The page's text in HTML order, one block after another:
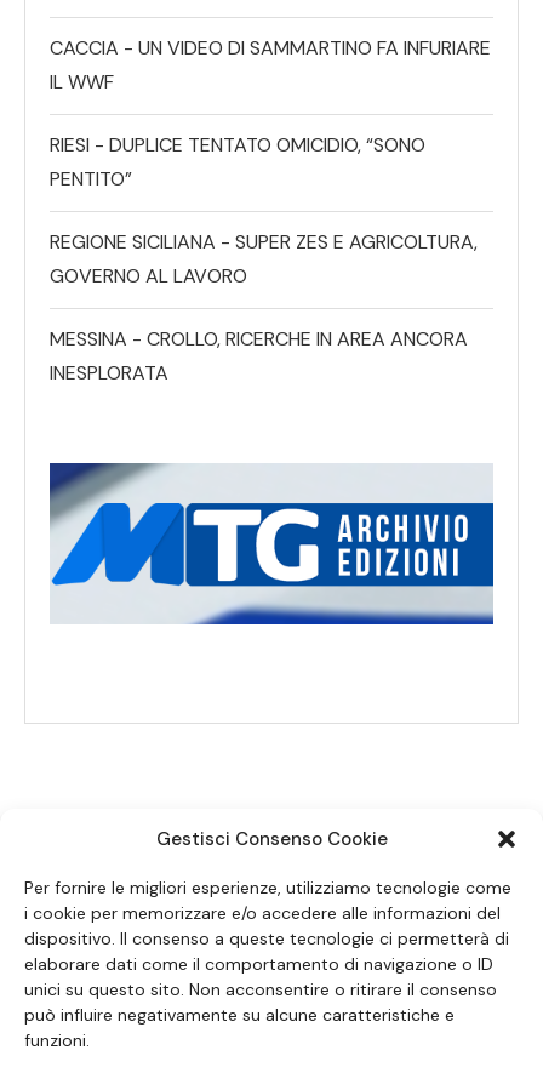
Gestisci Consenso Cookie
Per fornire le migliori esperienze, utilizziamo tecnologie come
i cookie per memorizzare e/o accedere alle informazioni del
dispositivo. Il consenso a queste tecnologie ci permetterà di
elaborare dati come il comportamento di navigazione o ID
unici su questo sito. Non acconsentire o ritirare il consenso
può influire negativamente su alcune caratteristiche e
funzioni.
CACCIA - UN VIDEO DI SAMMARTINO FA INFURIARE
IL WWF
RIESI - DUPLICE TENTATO OMICIDIO, “SONO
PENTITO”
REGIONE SICILIANA - SUPER ZES E AGRICOLTURA,
GOVERNO AL LAVORO
MESSINA - CROLLO, RICERCHE IN AREA ANCORA
INESPLORATA
SEGUICI SUI SOCIAL